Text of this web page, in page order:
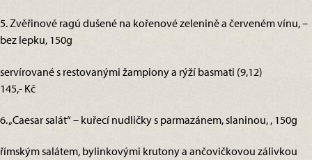
5. Zvěřinové ragú dušené na kořenové zelenině a červeném vínu, –
bez lepku, 150g
servírované s restovanými žampiony a rýží basmati (9,12)
145,- Kč
6. „Caesar salát“ – kuřecí nudličky s parmazánem, slaninou, , 150g
římským salátem, bylinkovými krutony a ančovičkovou zálivkou